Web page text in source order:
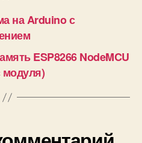
на Arduino с
ESP8266 NodeMCU
модуля)